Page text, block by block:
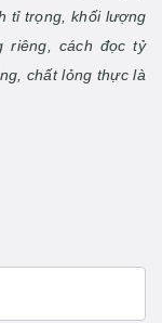
tỉ trọng, khối lượng
riêng, cách đọc tỷ
chất lỏng thực là